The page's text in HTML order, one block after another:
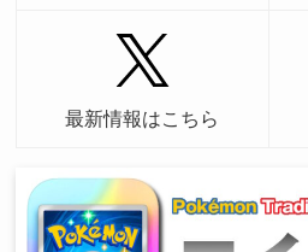
最新情報はこちら